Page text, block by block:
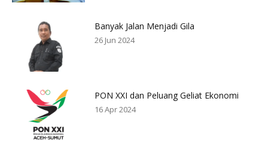
Banyak Jalan Menjadi Gila
26 Jun 2024
PON XXI dan Peluang Geliat Ekonomi
16 Apr 2024